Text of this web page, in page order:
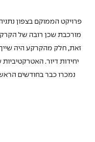
פרויקט הממוקם בצפון
מורכבת שכן רובה של
נמכרו כבר בחודשים